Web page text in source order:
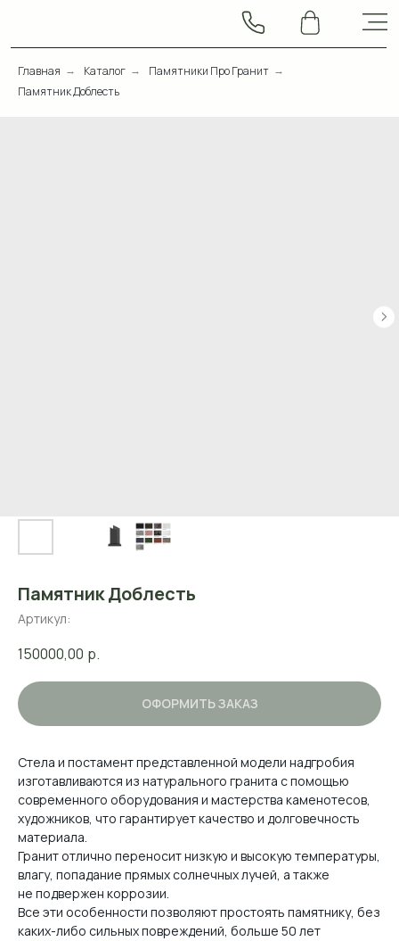
Главная → Каталог → Памятники Про Гранит →
Памятник Доблесть
Памятник Доблесть
Артикул:
150000,00 р.
ОФОРМИТЬ ЗАКАЗ
Стела и постамент представленной модели надгробия
изготавливаются из натурального гранита с помощью
современного оборудования и мастерства каменотесов,
художников, что гарантирует качество и долговечность
материала.
Гранит отлично переносит низкую и высокую температуры,
влагу, попадание прямых солнечных лучей, а также
не подвержен коррозии.
Все эти особенности позволяют простоять памятнику, без
каких-либо сильных повреждений, больше 50 лет